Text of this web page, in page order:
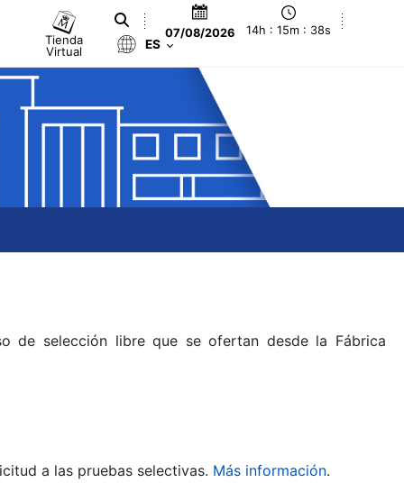
Tienda
Virtual
07/08/2026 14h : 15m : 38s
ES
de selección libre que se ofertan desde la Fábrica
a las pruebas selectivas. Más información.